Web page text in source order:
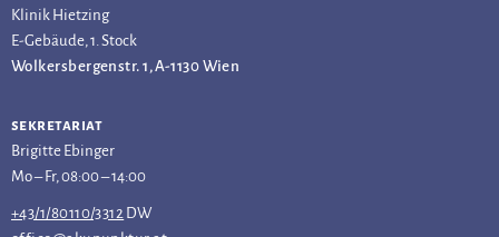
Klinik Hietzing
E-Gebäude, 1. Stock
Wolkersbergenstr. 1, A-1130 Wien
sekretariat
Brigitte Ebinger
Mo – Fr, 08:00 – 14:00
+43/1/80110/3312 DW